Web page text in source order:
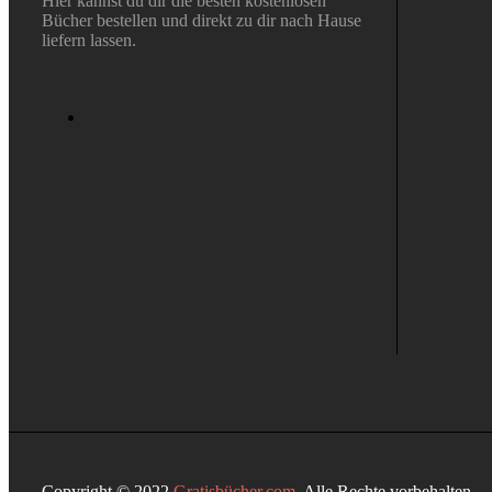
Bücher bestellen und direkt zu dir nach Hause
liefern lassen.